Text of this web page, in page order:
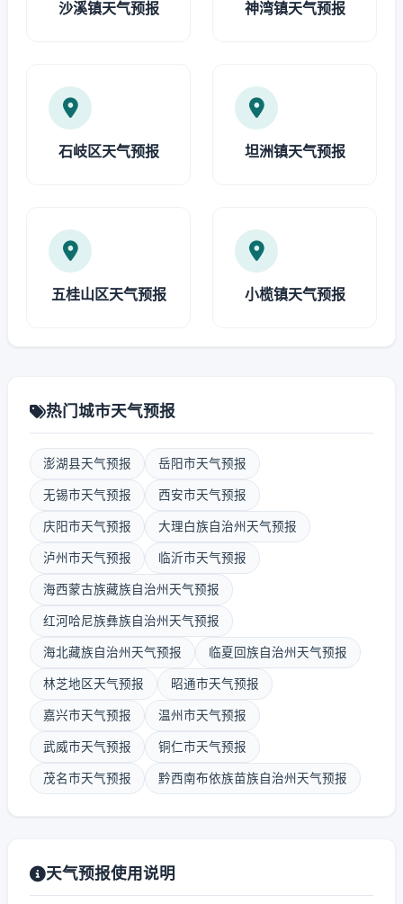
沙溪镇天气预报 神湾镇天气预报
石岐区天气预报 坦洲镇天气预报
五桂山区天气预报 小榄镇天气预报
热门城市天气预报
澎湖县天气预报 岳阳市天气预报
无锡市天气预报 西安市天气预报
庆阳市天气预报 大理白族自治州天气预报
泸州市天气预报 临沂市天气预报
海西蒙古族藏族自治州天气预报
红河哈尼族彝族自治州天气预报
海北藏族自治州天气预报 临夏回族自治州天气预报
林芝地区天气预报 昭通市天气预报
嘉兴市天气预报 温州市天气预报
武威市天气预报 铜仁市天气预报
茂名市天气预报 黔西南布依族苗族自治州天气预报
天气预报使用说明